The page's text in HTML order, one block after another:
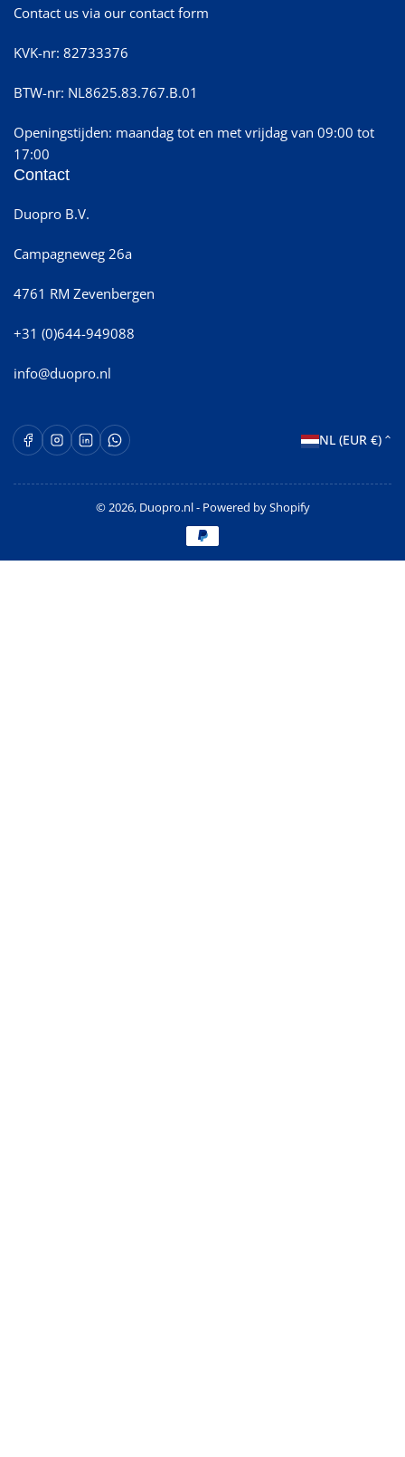
Contact us via our contact form
KVK-nr: 82733376
BTW-nr: NL8625.83.767.B.01
Openingstijden: maandag tot en met vrijdag van 09:00 tot
17:00
Contact
Duopro B.V.
Campagneweg 26a
4761 RM Zevenbergen
+31 (0)644-949088
info@duopro.nl
FacebookInstagram
LinkedInWhatsApp Opent in een nieuw venster.
L
n
d
NL (EUR €)
© 2026, Duopro.nl- Powered by Shopify
Betaalmethoden